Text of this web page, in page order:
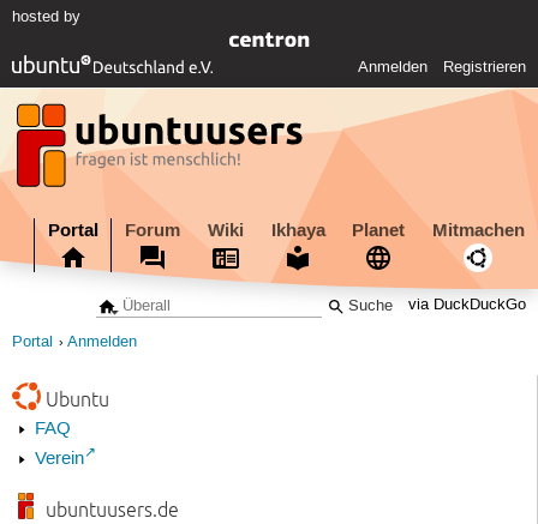
hosted by
Anmelden Registrieren
Portal Forum Wiki Ikhaya Planet Mitmachen
via DuckDuckGo
Portal Anmelden
Ubuntu
FAQ
Verein
ubuntuusers.de